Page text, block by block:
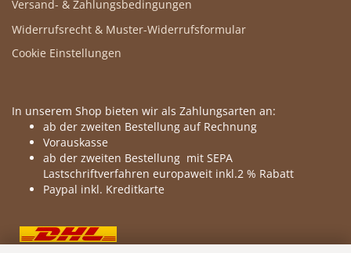
Versand- & Zahlungsbedingungen
Widerrufsrecht & Muster-Widerrufsformular
Cookie Einstellungen
In unserem Shop bieten wir als Zahlungsarten an:
ab der zweiten Bestellung auf Rechnung
Vorauskasse
ab der zweiten Bestellung mit SEPA
Lastschriftverfahren europaweit inkl.2 % Rabatt
Paypal inkl. Kreditkarte